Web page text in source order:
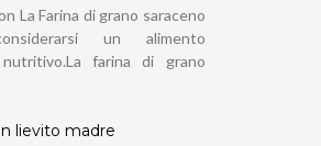
La Farina di grano saraceno
un alimento
farina di grano
lievito madre